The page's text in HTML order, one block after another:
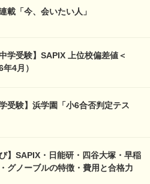
載「今、会いたい人」
学受験】SAPIX 上位校偏差値＜
4月）
受験】浜学園「小6合否判定テス
】SAPIX・日能研・四谷大塚・早稲
グノーブルの特徴・費用と合格力